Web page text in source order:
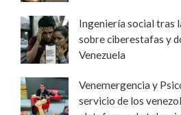
Ingeniería social tras
sobre ciberestafas y
Venezuela
Venemergencia y
servicio de los